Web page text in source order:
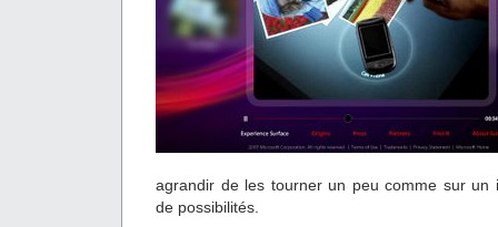
agrandir de les tourner un peu comme sur un
de possibilités.